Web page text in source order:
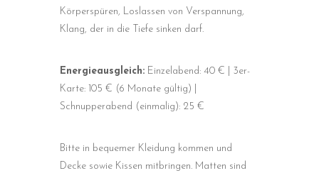
Körperspüren, Loslassen von Verspannung,
Klang, der in die Tiefe sinken darf.
Energieausgleich: Einzelabend: 40 € | 3er-
Karte: 105 € (6 Monate gültig) |
Schnupperabend (einmalig): 25 €
Bitte in bequemer Kleidung kommen und
Decke sowie Kissen mitbringen. Matten sind